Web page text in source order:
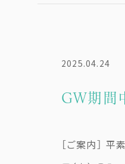
2025.04.24
GW期間
［ご案内］